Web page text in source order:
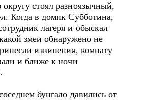
стоял разноязычный,
Когда в домик Субботина,
лагеря и обыскал
змеи обнаружено не
извинения, комнату
и ближе к ночи
бунгало давились от